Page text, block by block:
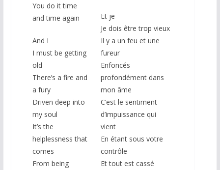
You do it time
and time again
And I
I must be getting
old
There’s a fire and
a fury
Driven deep into
my soul
It’s the
helplessness that
comes
From being
Et je
Je dois être trop vieux
Il y a un feu et une
fureur
Enfoncés
profondément dans
mon âme
C’est le sentiment
d’impuissance qui
vient
En étant sous votre
contrôle
Et tout est cassé